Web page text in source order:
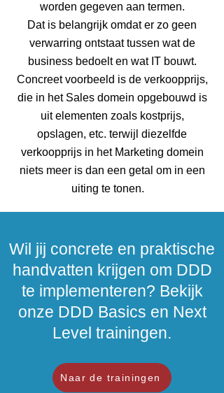
worden gegeven aan termen.
Dat is belangrijk omdat er zo geen
verwarring ontstaat tussen wat de
business bedoelt en wat IT bouwt.
Concreet voorbeeld is de verkoopprijs,
die in het Sales domein opgebouwd is
uit elementen zoals kostprijs,
opslagen, etc. terwijl diezelfde
verkoopprijs in het Marketing domein
niets meer is dan een getal om in een
uiting te tonen.
Wil jij concrete en praktische
handvatten krijgen om DDD
te implementeren? Bekijk
onze DDD Basics en Next
Level trainingen.
Naar de trainingen